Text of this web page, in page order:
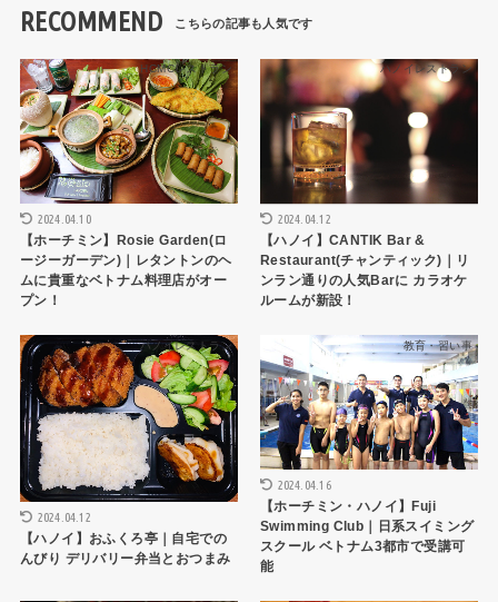
RECOMMEND
HCMCレストラン
2024.04.10
【ホーチミン】Rosie Garden(ロ
ージーガーデン)｜レタントンのヘ
ムに貴重なベトナム料理店がオー
プン！
ハノイレストラン
2024.04.12
【ハノイ】CANTIK Bar &
Restaurant(チャンティック)｜リ
ンラン通りの人気Barに カラオケ
ルームが新設！
ハノイレストラン
2024.04.12
【ハノイ】おふくろ亭｜自宅での
んびり デリバリー弁当とおつまみ
教育・習い事
2024.04.16
【ホーチミン・ハノイ】Fuji
Swimming Club｜日系スイミング
スクール ベトナム3都市で受講可
能